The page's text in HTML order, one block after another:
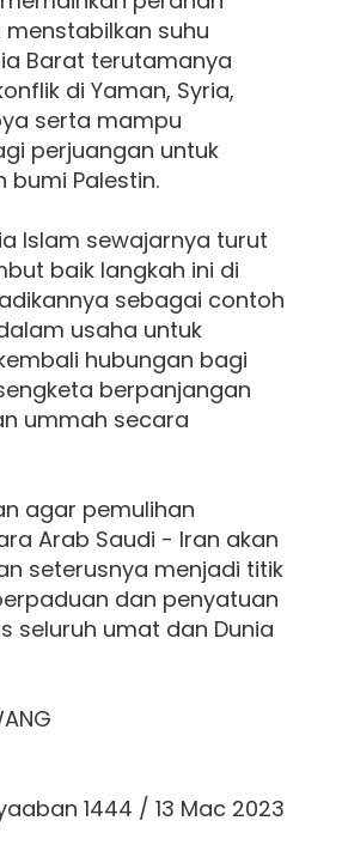
suhu
Barat terutamanya
di Yaman, Syria,
serta mampu
perjuangan untuk
bumi Palestin.
Islam sewajarnya turut
baik langkah ini di
sebagai contoh
usaha untuk
hubungan bagi
berpanjangan
ummah secara
agar pemulihan
Arab Saudi - Iran akan
seterusnya menjadi titik
dan penyatuan
seluruh umat dan Dunia
1444 / 13 Mac 2023